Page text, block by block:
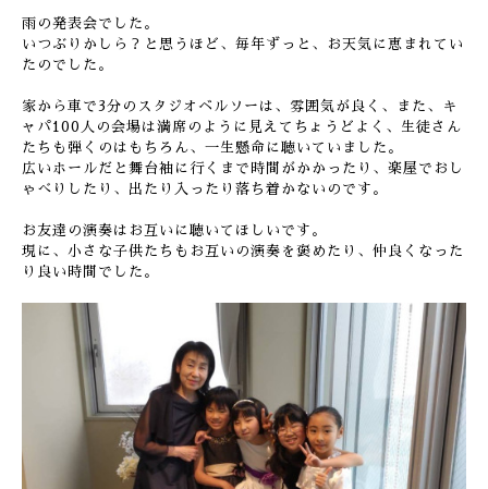
雨の発表会でした。
いつぶりかしら？と思うほど、毎年ずっと、お天気に恵まれてい
たのでした。
家から車で3分のスタジオベルソーは、雰囲気が良く、また、キ
ャパ100人の会場は満席のように見えてちょうどよく、生徒さん
たちも弾くのはもちろん、一生懸命に聴いていました。
広いホールだと舞台袖に行くまで時間がかかったり、楽屋でおし
ゃべりしたり、出たり入ったり落ち着かないのです。
お友達の演奏はお互いに聴いてほしいです。
現に、小さな子供たちもお互いの演奏を褒めたり、仲良くなった
り良い時間でした。